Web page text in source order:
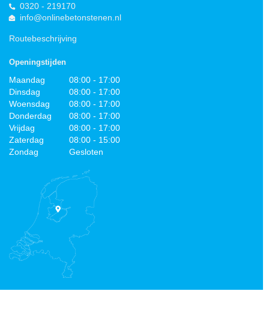
0320 - 219170
info@onlinebetonstenen.nl
Routebeschrijving
Openingstijden
Maandag
08:00 - 17:00
Dinsdag
08:00 - 17:00
Woensdag
08:00 - 17:00
Donderdag
08:00 - 17:00
Vrijdag
08:00 - 17:00
Zaterdag
08:00 - 15:00
Zondag
Gesloten